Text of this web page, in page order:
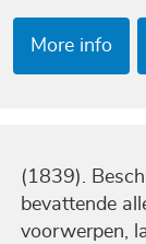
More info
(1839).
bevattende
voorwerpen,